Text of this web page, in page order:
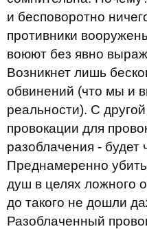
и бесповоротно
противники
воюют без явно
Возникнет лишь
обвинений (что мы и
реальности). С
провокации для
разоблачения - будет
Преднамеренно
душ в целях ложного
до такого не дошли
Разоблаченный